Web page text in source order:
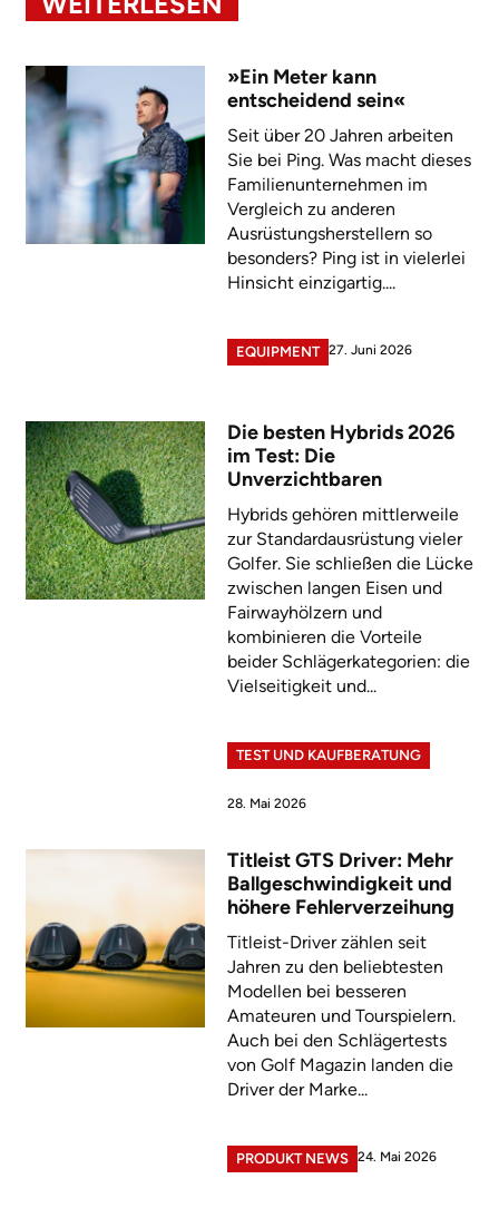
»Ein Meter kann
entscheidend sein«
Seit über 20 Jahren arbeiten
Sie bei Ping. Was macht dieses
Familienunternehmen im
Vergleich zu anderen
Ausrüstungsherstellern so
besonders? Ping ist in vielerlei
Hinsicht einzigartig....
EQUIPMENT 27. Juni 2026
Die besten Hybrids 2026
im Test: Die
Unverzichtbaren
Hybrids gehören mittlerweile
zur Standardausrüstung vieler
Golfer. Sie schließen die Lücke
zwischen langen Eisen und
Fairwayhölzern und
kombinieren die Vorteile
beider Schlägerkategorien: die
Vielseitigkeit und...
TEST UND KAUFBERATUNG
28. Mai 2026
Titleist GTS Driver: Mehr
Ballgeschwindigkeit und
höhere Fehlerverzeihung
Titleist-Driver zählen seit
Jahren zu den beliebtesten
Modellen bei besseren
Amateuren und Tourspielern.
Auch bei den Schlägertests
von Golf Magazin landen die
Driver der Marke...
PRODUKT NEWS 24. Mai 2026